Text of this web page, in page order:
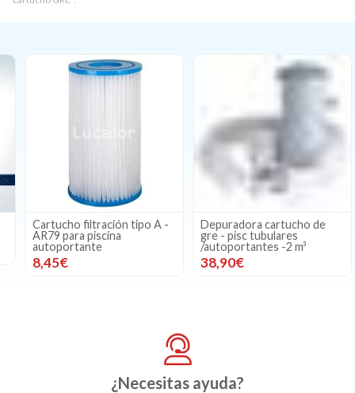
Cartucho filtración tipo A -
AR79 para piscina
autoportante
8,45€
Depuradora cartucho de
gre - pisc tubulares
/autoportantes -2 m³
38,90€
¿Necesitas ayuda?